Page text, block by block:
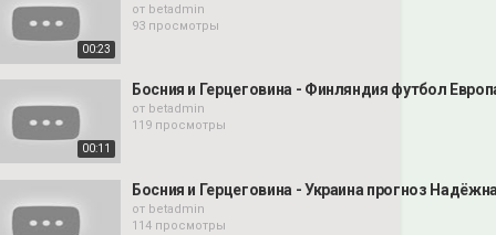
00:23
от betadmin
93 просмотры
00:11
Босния и Герцеговина - Финляндия футбол
от betadmin
119 просмотры
Босния и Герцеговина - Украина прогноз
от betadmin
114 просмотры